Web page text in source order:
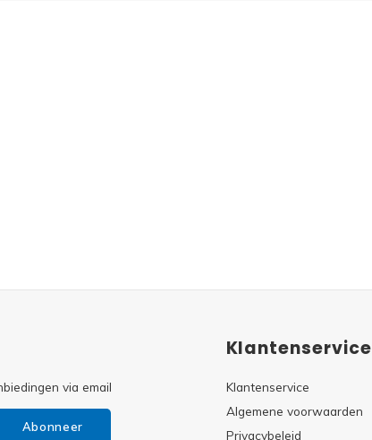
via email
Abonneer
Klantenservice
Klantenservice
Algemene voorwaarden
Privacybeleid